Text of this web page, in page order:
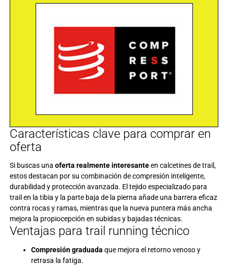
Características clave para comprar en
oferta
Si buscas una oferta realmente interesanteen calcetines de trail,
estos destacan por su combinación de compresión inteligente,
durabilidad y protección avanzada. El tejido especializado para
trail en la tibia y la parte baja de la pierna añade una barrera eficaz
contra rocas y ramas, mientras que la nueva puntera más ancha
mejora la propiocepción en subidas y bajadas técnicas.
Ventajas para trail running técnico
Compresión graduada que mejora el retorno venoso y
retrasa la fatiga.